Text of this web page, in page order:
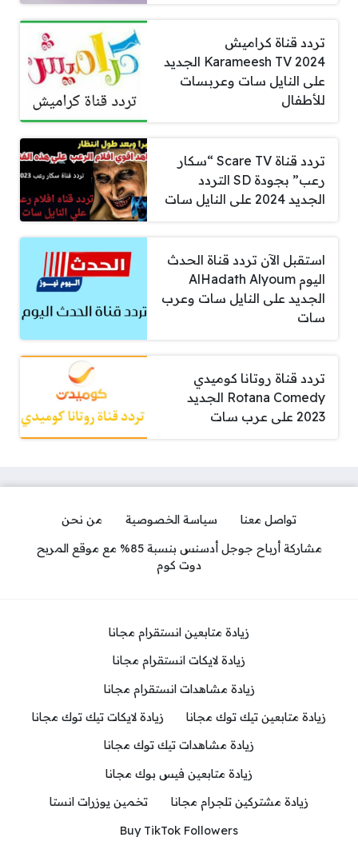
تردد قناة كراميش
Karameesh TV 2024 الجديد
على النايل سات وعربسات
للأطفال
تردد قناة Scare TV “سكار
رعب” بجودة SD التردد
الجديد 2024 على النايل سات
استقبل الآن تردد قناة الحدث
اليوم AlHadath Alyoum
الجديد على النايل سات وعرب
سات
تردد قناة روتانا كوميدي
Rotana Comedy الجديد
2023 على عرب سات
تواصل معنا سياسة الخصوصية
من نحن
مشاركة أرباح جوجل أدسنس بنسبة 85% مع موقع المربح
دوت كوم
زيادة متابعين انستقرام مجانا
زيادة لايكات انستقرام مجانا
زيادة مشاهدات انستقرام مجانا
زيادة متابعين تيك توك مجانا
زيادة لايكات تيك توك مجانا
زيادة مشاهدات تيك توك مجانا
زيادة متابعين فيس بوك مجانا
زيادة مشتركين تلجرام مجانا
تخمين يوزرات انستا
Buy TikTok Followers